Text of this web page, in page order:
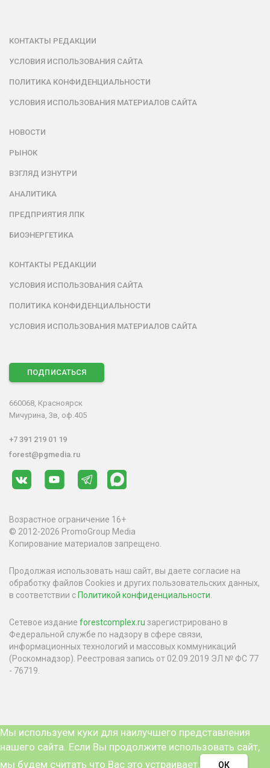
КОНТАКТЫ РЕДАКЦИИ
УСЛОВИЯ ИСПОЛЬЗОВАНИЯ САЙТА
ПОЛИТИКА КОНФИДЕНЦИАЛЬНОСТИ
УСЛОВИЯ ИСПОЛЬЗОВАНИЯ МАТЕРИАЛОВ САЙТА
НОВОСТИ
РЫНОК
ВЗГЛЯД ИЗНУТРИ
АНАЛИТИКА
ПРЕДПРИЯТИЯ ЛПК
БИОЭНЕРГЕТИКА
КОНТАКТЫ РЕДАКЦИИ
УСЛОВИЯ ИСПОЛЬЗОВАНИЯ САЙТА
ПОЛИТИКА КОНФИДЕНЦИАЛЬНОСТИ
УСЛОВИЯ ИСПОЛЬЗОВАНИЯ МАТЕРИАЛОВ САЙТА
ПОДПИСАТЬСЯ
660068, Красноярск
Мичурина, 3в, оф.405
+7 391 219 01 19
forest@pgmedia.ru
Возрастное ограничение 16+
© 2012-2026 PromoGroup Media
Копирование материалов запрещено.
Продолжая использовать наш сайт, вы даете согласие на
обработку файлов Cookies и других пользовательских данных,
в соответствии с Политикой конфиденциальности
Сетевое издание forestcomplex.ru зарегистрировано в
Федеральной службе по надзору в сфере связи,
информационных технологий и массовых коммуникаций
(Роскомнадзор). Реестровая запись от 02.09.2019 ЭЛ № ФС 77
- 76719.
Мы используем куки для наилучшего представления
нашего сайта. Если Вы продолжите использовать сайт,
мы будем считать что Вас это устраивает.
ОК